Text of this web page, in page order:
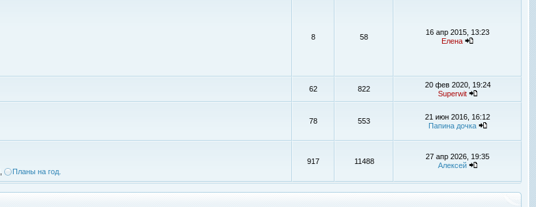
8 58
16 апр 2015, 13:23
Елена
62 822
20 фев 2020, 19:24
Superwit
78 553
21 июн 2016, 16:12
Папина дочка
Планы на год.
917 11488
27 апр 2026, 19:35
Алексей